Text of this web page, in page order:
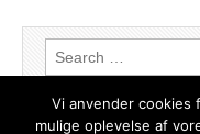
Search for:
Vi anvender cookies
mulige oplevelse af